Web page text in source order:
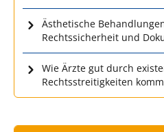
Ästhetische
Rechtssicherheit und
Wie Ärzte gut durch
Rechtsstreitigkeiten